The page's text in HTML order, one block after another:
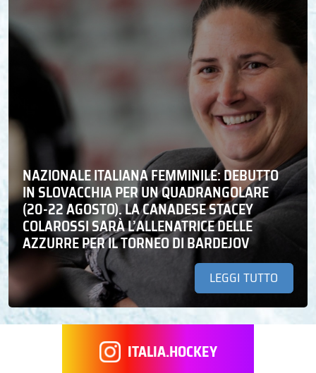
NAZIONALE ITALIANA FEMMINILE: DEBUTTO
IN SLOVACCHIA PER UN QUADRANGOLARE
(20-22 AGOSTO). LA CANADESE STACEY
COLAROSSI SARÀ L’ALLENATRICE DELLE
AZZURRE PER IL TORNEO DI BARDEJOV
LEGGI TUTTO
ITALIA.HOCKEY